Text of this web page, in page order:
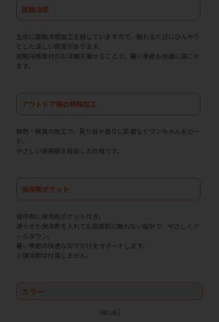
接触冷感
生地に接触冷感加工を施していますので、触れるたびにひんやり
とした涼しい感覚があります。
接触冷感素材のお洋服を着せることで、暑い季節も快適に過ごせ
ます。
アウトドア用の特殊加工
無色・無臭の加工で、見た目や香りに影響なくワンちゃんをガー
ド。
やさしい使用感を目指した仕様です。
保冷剤ポケット
背中側に保冷剤ポケット付き。
凍らせた保冷剤を入れても直接肌に触れない設計で、やさしくク
ールダウン。
暑い季節の快適なおでかけをサポートします。
※保冷剤は付属しません。
カラー
［BLUE］